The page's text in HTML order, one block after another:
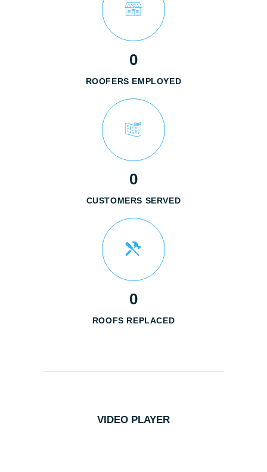
0
ROOFERS EMPLOYED
0
CUSTOMERS SERVED
0
ROOFS REPLACED
VIDEO PLAYER